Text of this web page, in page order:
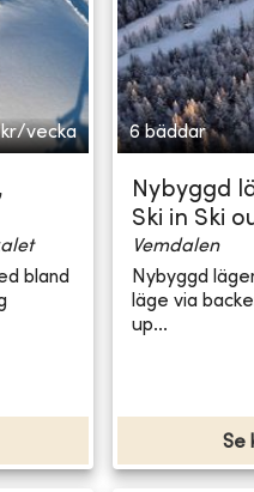
kr/vecka
bland
6 bäddar
Nybyggd
Ski in Ski
Vemdalen
Nybyggd
läge via
up...
Se